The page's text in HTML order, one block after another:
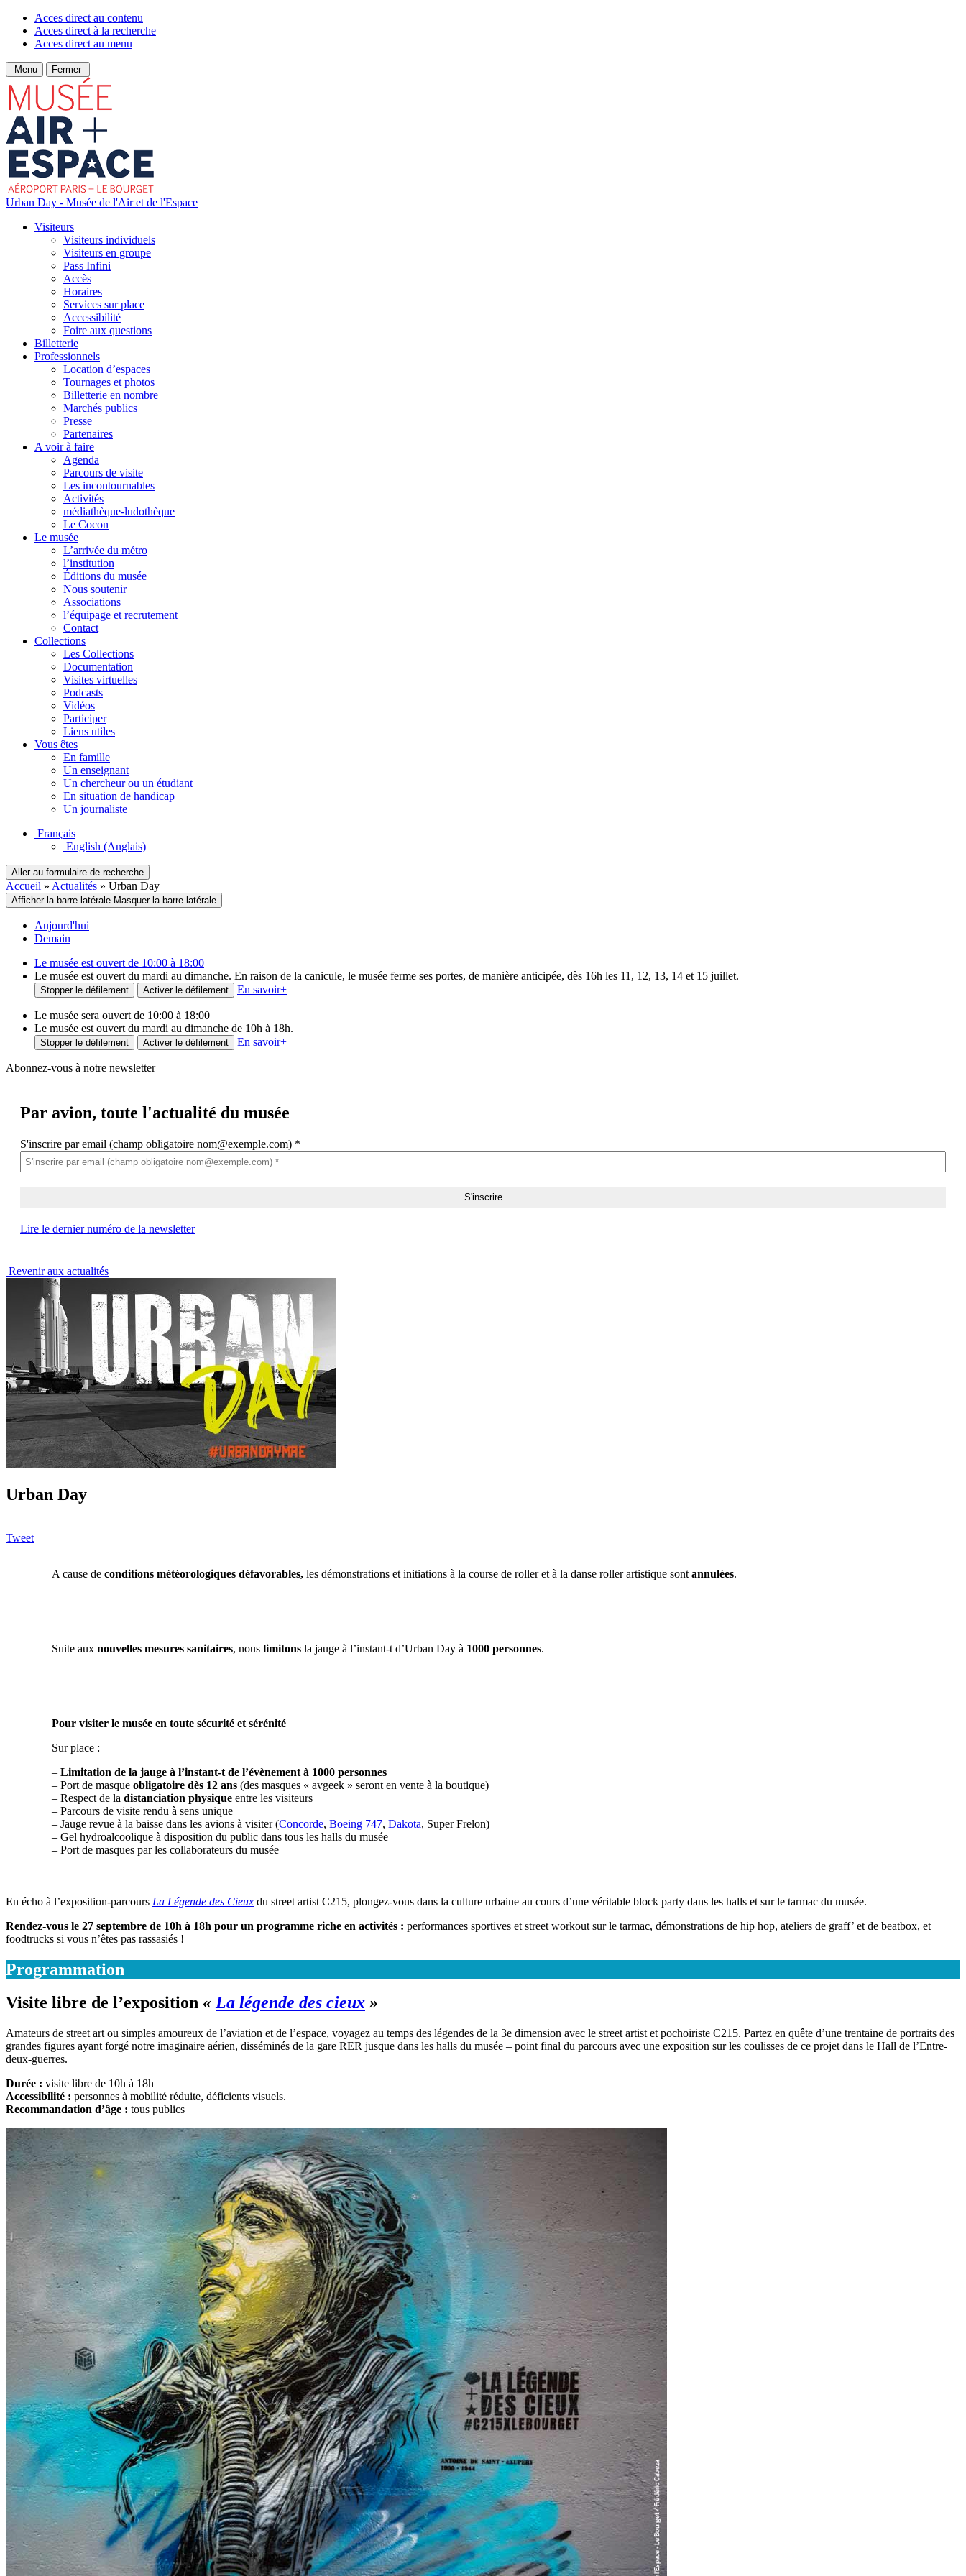
Acces direct au contenu
Acces direct à la recherche
Acces direct au menu
Menu Fermer
Urban Day - Musée de l'Air et de l'Espace
Visiteurs
Visiteurs individuels
Visiteurs en groupe
Pass Infini
Accès
Horaires
Services sur place
Accessibilité
Foire aux questions
Billetterie
Professionnels
Location d’espaces
Tournages et photos
Billetterie en nombre
Marchés publics
Presse
Partenaires
A voir à faire
Agenda
Parcours de visite
Les incontournables
Activités
médiathèque-ludothèque
Le Cocon
Le musée
L’arrivée du métro
l’institution
Éditions du musée
Nous soutenir
Associations
l’équipage et recrutement
Contact
Collections
Les Collections
Documentation
Visites virtuelles
Podcasts
Vidéos
Participer
Liens utiles
Vous êtes
En famille
Un enseignant
Un chercheur ou un étudiant
En situation de handicap
Un journaliste
Français
English (Anglais)
Aller au formulaire de recherche
Accueil » Actualités » Urban Day
Afficher la barre latérale Masquer la barre latérale
Aujourd'hui
Demain
Le musée est ouvert de 10:00 à 18:00
Le musée est ouvert du mardi au dimanche. En raison de la canicule, le musée ferme ses portes, de manière anticipée, dès 16h les 11, 12, 13, 14 et 15 juillet.
Stopper le défilement Activer le défilement En savoir+
Le musée sera ouvert de 10:00 à 18:00
Le musée est ouvert du mardi au dimanche de 10h à 18h.
Stopper le défilement Activer le défilement En savoir+
Abonnez-vous à notre newsletter
Par avion, toute l'actualité du musée
S'inscrire par email (champ obligatoire nom@exemple.com) *
Lire le dernier numéro de la newsletter
Revenir aux actualités
Urban Day
Tweet
A cause de conditions météorologiques défavorables, les démonstrations et initiations à la course de roller et à la danse roller artistique sont annulées.
Suite aux nouvelles mesures sanitaires, nous limitons la jauge à l’instant-t d’Urban Day à 1000 personnes.
Pour visiter le musée en toute sécurité et sérénité
Sur place :
– Limitation de la jauge à l’instant-t de l’évènement à 1000 personnes
– Port de masque obligatoire dès 12 ans (des masques « avgeek » seront en vente à la boutique)
– Respect de la distanciation physique entre les visiteurs
– Parcours de visite rendu à sens unique
– Jauge revue à la baisse dans les avions à visiter (Concorde, Boeing 747, Dakota, Super Frelon)
– Gel hydroalcoolique à disposition du public dans tous les halls du musée
– Port de masques par les collaborateurs du musée
En écho à l’exposition-parcours La Légende des Cieux du street artist C215, plongez-vous dans la culture urbaine au cours d’une véritable block party dans les halls et sur le tarmac du musée.
Rendez-vous le 27 septembre de 10h à 18h pour un programme riche en activités : performances sportives et street workout sur le tarmac, démonstrations de hip hop, ateliers de graff’ et de beatbox, et
foodtrucks si vous n’êtes pas rassasiés !
Programmation
Visite libre de l’exposition « La légende des cieux »
Amateurs de street art ou simples amoureux de l’aviation et de l’espace, voyagez au temps des légendes de la 3e dimension avec le street artist et pochoiriste C215. Partez en quête d’une trentaine de portraits des
grandes figures ayant forgé notre imaginaire aérien, disséminés de la gare RER jusque dans les halls du musée – point final du parcours avec une exposition sur les coulisses de ce projet dans le Hall de l’Entre-
deux-guerres.
Durée : visite libre de 10h à 18h
Accessibilité : personnes à mobilité réduite, déficients visuels.
Recommandation d’âge : tous publics